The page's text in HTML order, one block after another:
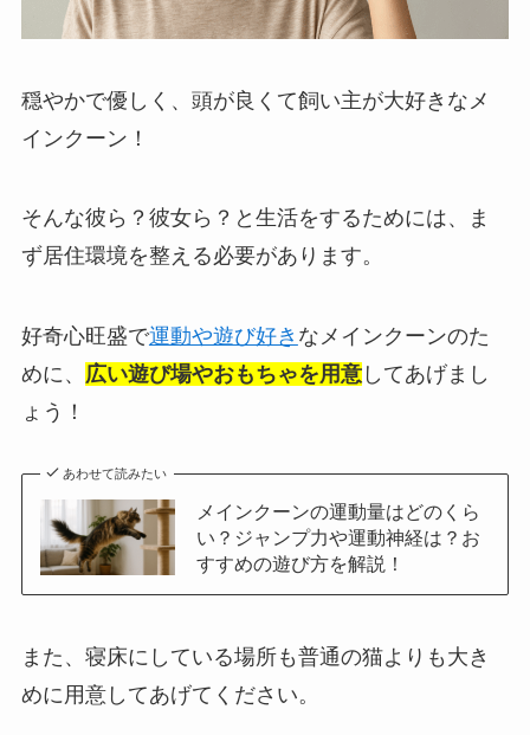
穏やかで優しく、頭が良くて飼い主が大好きなメ
インクーン！
そんな彼ら？彼女ら？と生活をするためには、ま
ず居住環境を整える必要があります。
好奇心旺盛で運動や遊び好き なメインクーンのた
めに、 広い遊び場やおもちゃを用意してあげまし
ょう！
あわせて読みたい
メインクーンの運動量はどのくら
い？ジャンプ力や運動神経は？お
すすめの遊び方を解説！
また、寝床にしている場所も普通の猫よりも大き
めに用意してあげてください。